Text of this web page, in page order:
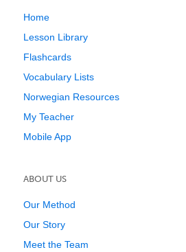
Home
Lesson Library
Flashcards
Vocabulary Lists
Norwegian Resources
My Teacher
Mobile App
ABOUT US
Our Method
Our Story
Meet the Team